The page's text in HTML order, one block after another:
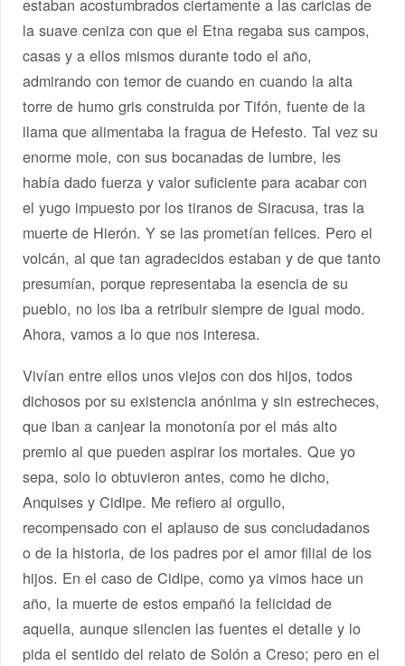
la suave ceniza con que el Etna regaba sus campos,
casas y a ellos mismos durante todo el año,
admirando con temor de cuando en cuando la alta
torre de humo gris construida por Tifón, fuente de la
llama que alimentaba la fragua de Hefesto. Tal vez su
enorme mole, con sus bocanadas de lumbre, les
había dado fuerza y valor suficiente para acabar con
el yugo impuesto por los tiranos de Siracusa, tras la
muerte de Hierón. Y se las prometían felices. Pero el
volcán, al que tan agradecidos estaban y de que tanto
presumían, porque representaba la esencia de su
pueblo, no los iba a retribuir siempre de igual modo.
Ahora, vamos a lo que nos interesa.
Vivían entre ellos unos viejos con dos hijos, todos
dichosos por su existencia anónima y sin estrecheces,
que iban a canjear la monotonía por el más alto
premio al que pueden aspirar los mortales. Que yo
sepa, solo lo obtuvieron antes, como he dicho,
Anquises y Cidipe. Me refiero al orgullo,
recompensado con el aplauso de sus conciudadanos
o de la historia, de los padres por el amor filial de los
hijos. En el caso de Cidipe, como ya vimos hace un
año, la muerte de estos empañó la felicidad de
aquella, aunque silencien las fuentes el detalle y lo
pida el sentido del relato de Solón a Creso; pero en el